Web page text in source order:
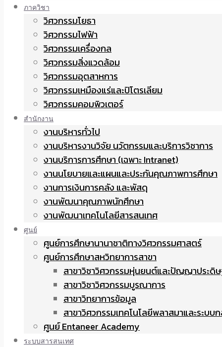
ภาควิชา
วิศวกรรมโยธา
วิศวกรรมไฟฟ้า
วิศวกรรมเครื่องกล
วิศวกรรมสิ่งแวดล้อม
วิศวกรรมอุตสาหการ
วิศวกรรมเหมืองแร่และปิโตรเลียม
วิศวกรรมคอมพิวเตอร์
สำนักงาน
งานบริหารทั่วไป
งานบริหารงานวิจัย นวัตกรรมและบริการวิชาการ
งานบริการการศึกษา (เฉพาะ Intranet)
งานนโยบายและแผนและประกันคุณภาพการศึกษา
งานการเงินการคลัง และพัสดุ
งานพัฒนาคุณภาพนักศึกษา
งานพัฒนาเทคโนโลยีสารสนเทศ
ศูนย์
ศูนย์การศึกษานานาชาติทางวิศวกรรมศาสตร์
ศูนย์การศึกษาสหวิทยาการสาขา
สาขาวิชาวิศวกรรมหุ่นยนต์และปัญญาประดิ
สาขาวิชาวิศวกรรมบูรณาการ
สาขาวิทยาการข้อมูล
สาขาวิศวกรรมเทคโนโลยีพลาสมาและระบบ
ศูนย์ Entaneer Academy
ระบบสารสนเทศ